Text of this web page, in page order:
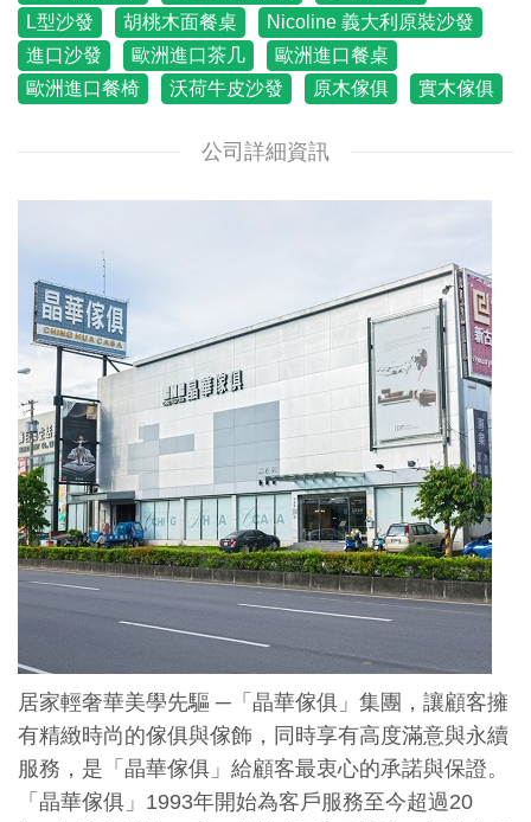
L型沙發
胡桃木面餐桌
Nicoline 義大利原裝沙發
進口沙發
歐洲進口茶几
歐洲進口餐桌
歐洲進口餐椅
沃荷牛皮沙發 原木傢俱 實木傢俱
公司詳細資訊
居家輕奢華美學先驅 ─「晶華傢俱」集團，讓顧客擁
有精緻時尚的傢俱與傢飾，同時享有高度滿意與永續
服務，是「晶華傢俱」給顧客最衷心的承諾與保證。
「晶華傢俱」1993年開始為客戶服務至今超過20